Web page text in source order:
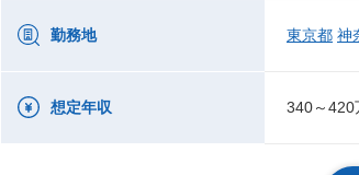
勤務地 東京都 神
想定年収 340～420